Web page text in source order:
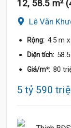
12, 58.5 m²
Lê Văn
Rộng: 4.5 m
Diện tích:
Giá/m²: 80
5 tỷ 590